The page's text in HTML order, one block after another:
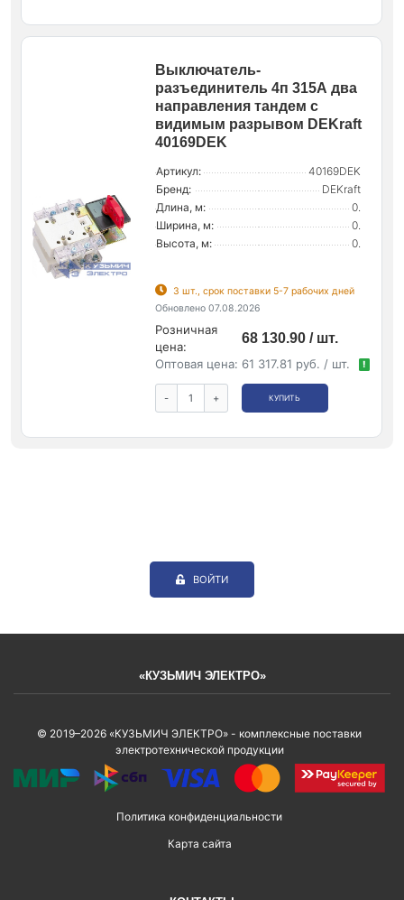
Выключатель-
разъединитель 4п 315А два
направления тандем с
видимым разрывом DEKraft
40169DEK
Артикул:
40169DEK
Бренд:
DEKraft
Длина, м:
0.
Ширина, м:
0.
Высота, м:
0.
3 шт., срок поставки 5-7 рабочих дней
Обновлено 07.08.2026
Розничная
цена:
68 130.90 / шт.
Оптовая цена: 61 317.81 руб. / шт. !
- + КУПИТЬ
ВОЙТИ
«КУЗЬМИЧ ЭЛЕКТРО»
© 2019–2026 «КУЗЬМИЧ ЭЛЕКТРО» - комплексные поставки
электротехнической продукции
Политика конфиденциальности
Карта сайта